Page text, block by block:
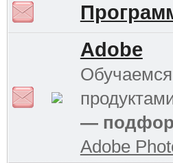
Adobe
—
Adobe